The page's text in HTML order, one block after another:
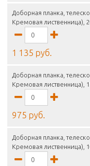
Доборная планка,
Кремовая лиственница),
1 135 руб.
Доборная планка,
Кремовая лиственница),
975 руб.
Доборная планка,
Кремовая лиственница),